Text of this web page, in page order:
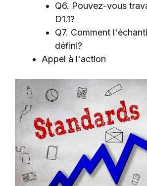
Q6. Pouvez-vous
D1.1?
Q7. Comment
défini?
Appel à l'action